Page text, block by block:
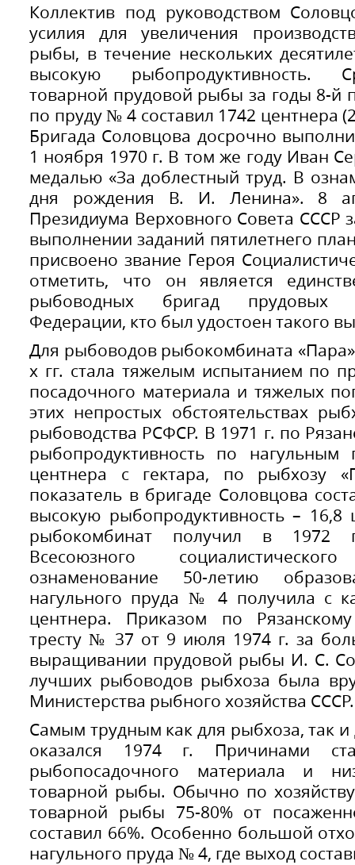
Коллектив под руководством
усилия для увеличения
рыбы, в течение нескольких
высокую рыбопродуктивность.
товарной прудовой рыбы за годы 8-й
по пруду № 4 составил 1742 центнера
Бригада Соловцова досрочно
1 ноября 1970 г. В том же году Иван
медалью «За доблестный труд. В
дня рождения В. И. Ленина». 8
Президиума Верховного Совета СССР
выполнении заданий пятилетнего
присвоено звание Героя
отметить, что он является
рыбоводных бригад прудовых
Федерации, кто был удостоен такого
Для рыбоводов рыбокомбината
х гг. стала тяжелым испытанием по
посадочного материала и тяжелых
этих непростых обстоятельствах
рыбоводства РСФСР. В 1971 г. по
рыбопродуктивность по нагульным
центнера с гектара, по рыбхозу
показатель в бригаде Соловцова
высокую рыбопродуктивность –
рыбокомбинат получил в 1972
Всесоюзного
ознаменование 50-летию
нагульного пруда № 4 получила с
центнера. Приказом по
тресту № 37 от 9 июля 1974 г. за
выращивании прудовой рыбы И. С.
лучших рыбоводов рыбхоза была
Министерства рыбного хозяйства СССР.
Самым трудным как для рыбхоза, так
оказался 1974 г. Причинами
рыбопосадочного материала и
товарной рыбы. Обычно по
товарной рыбы 75-80% от
составил 66%. Особенно большой
нагульного пруда № 4, где выход